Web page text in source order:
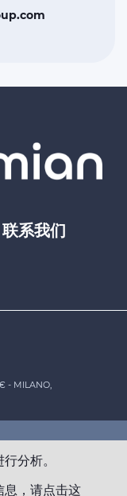
联系我们
- MILANO,
Cookie 政策
分析。
，请点击这